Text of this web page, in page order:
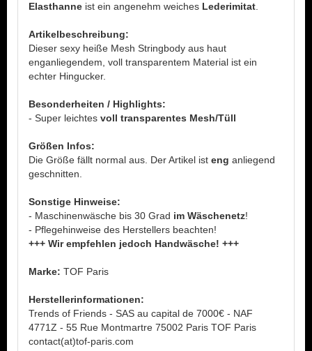
Elasthanne ist ein angenehm weiches Lederimitat
Artikelbeschreibung:
Dieser sexy heiße Mesh Stringbody aus haut
enganliegendem, voll transparentem Material ist ein
echter Hingucker.
Besonderheiten / Highlights:
- Super leichtes voll transparentes Mesh/Tüll
Größen Infos:
Die Größe fällt normal aus. Der Artikel ist eng anliegend
geschnitten.
Sonstige Hinweise:
- Maschinenwäsche bis 30 Grad im Wäschenetz!
- Pflegehinweise des Herstellers beachten!
+++ Wir empfehlen jedoch Handwäsche! +++
Marke: TOF Paris
Herstellerinformationen:
Trends of Friends - SAS au capital de 7000€ - NAF
4771Z - 55 Rue Montmartre 75002 Paris TOF Paris
contact(at)tof-paris.com